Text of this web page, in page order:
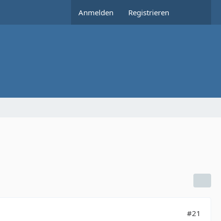
Anmelden Registrieren
#21